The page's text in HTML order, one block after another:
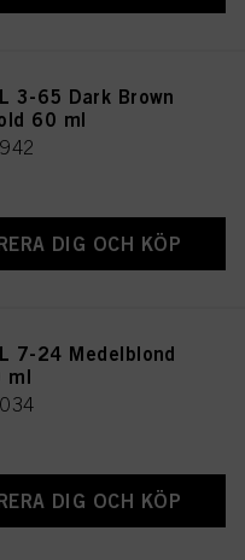
3-65 Dark Brown
60 ml
DIG OCH KÖP
7-24 Medelblond
ml
DIG OCH KÖP